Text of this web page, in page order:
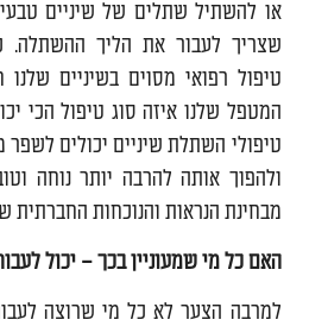
או להשתיל שתלים של שיניים
שצריך לעבור את הליך ההשתלה.
טיפול רפואי מסוים בשיניים
המטפל שלנו איזה סוג טיפול הכי
טיפולי השתלת שיניים יכולים לשפר
ולהפוך אותה להרבה יותר נוחה
מבחינת הנראות והנוכחות החברתית
האם כל מי שמעוניין בכך – יכול
למרבה הצער לא כל מי שרוצה